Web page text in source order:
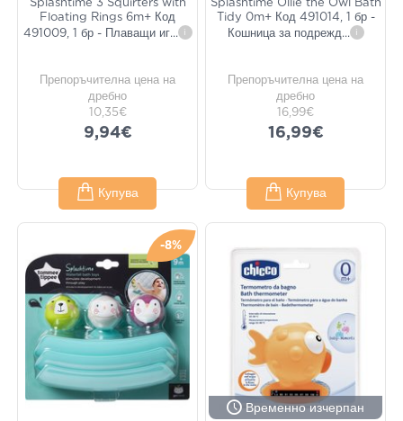
Splashtime 3 Squirters with
Floating Rings 6m+ Код
491009, 1 бр - Плаващи иг... i
Препоръчителна цена на
дребно
10,35€
9,94€
Купува
Splashtime Ollie the Owl Bath
Tidy 0m+ Код 491014, 1 бр -
Кошница за подрежд... i
Препоръчителна цена на
дребно
16,99€
16,99€
Купува
-8%
Временно изчерпан